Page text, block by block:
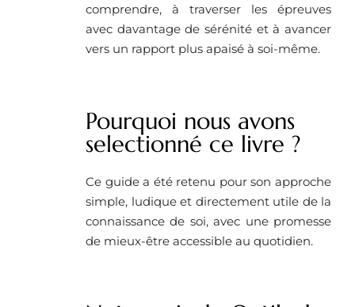
comprendre, à traverser les épreuves
avec davantage de sérénité et à avancer
vers un rapport plus apaisé à soi-même.
Pourquoi nous avons
selectionné ce livre ?
Ce guide a été retenu pour son approche
simple, ludique et directement utile de la
connaissance de soi, avec une promesse
de mieux-être accessible au quotidien.